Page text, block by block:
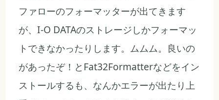
ファローのフォーマッターが出てきます
が、I-O DATAのストレージしかフォーマッ
トできなかったりします。ムムム。良いの
があったぞ！とFat32Formatterなどをイン
ストールするも、なんかエラーが出たり上